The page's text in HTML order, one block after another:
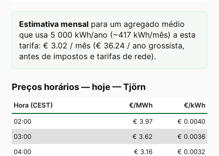
Estimativa mensal para um agregado médio
que usa 5 000 kWh/ano (~417 kWh/mês) a esta
tarifa: € 3.02 / mês (€ 36.24 / ano grossista,
antes de impostos e tarifas de rede).
Preços horários — hoje —Tjörn
Hora (CEST) €/MWh €/kWh
02:00 € 3.97
€ 0.0040
03:00 € 3.62
€ 0.0036
04:00 € 3.16
€ 0.0032